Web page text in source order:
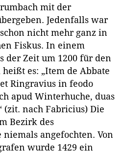
mit der
Jedenfalls war
schon nicht mehr ganz in
Fiskus. In einem
der Zeit um 1200 für den
es: „Item de Abbate
Ringravius in feodo
apud Winterhuche, duas
nach Fabricius) Die
Bezirk des
angefochten. Von
wurde 1429 ein